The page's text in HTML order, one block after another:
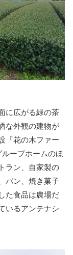
に広がる緑の茶
な外観の建物が
「花の木ファー
ープホームのほ
ラン、自家製の
パン、焼き菓子
た食品は農場だ
いるアンテナシ